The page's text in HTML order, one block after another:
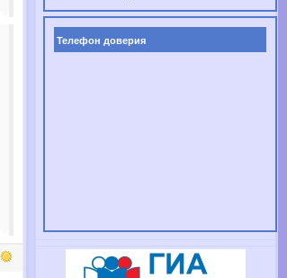
Телефон доверия